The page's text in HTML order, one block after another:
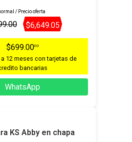
/ Precio oferta
$6,649.05
$699.0000
12 meses con tarjetas de
bancarias
WhatsApp
KS Abby en chapa